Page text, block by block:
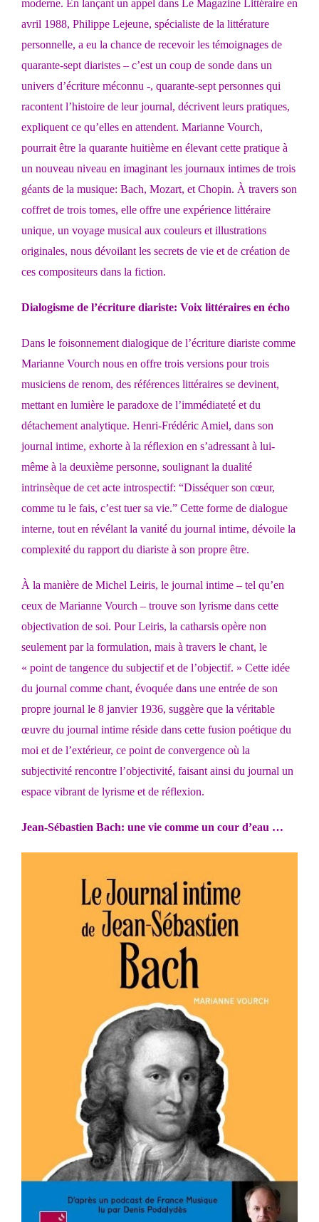
moderne. En lançant un appel dans Le Magazine Littéraire en
avril 1988, Philippe Lejeune, spécialiste de la littérature
personnelle, a eu la chance de recevoir les témoignages de
quarante-sept diaristes – c’est un coup de sonde dans un
univers d’écriture méconnu -, quarante-sept personnes qui
racontent l’histoire de leur journal, décrivent leurs pratiques,
expliquent ce qu’elles en attendent. Marianne Vourch,
pourrait être la quarante huitième en élevant cette pratique à
un nouveau niveau en imaginant les journaux intimes de trois
géants de la musique: Bach, Mozart, et Chopin. À travers son
coffret de trois tomes, elle offre une expérience littéraire
unique, un voyage musical aux couleurs et illustrations
originales, nous dévoilant les secrets de vie et de création de
ces compositeurs dans la fiction.
Dialogisme de l’écriture diariste: Voix littéraires en écho
Dans le foisonnement dialogique de l’écriture diariste comme
Marianne Vourch nous en offre trois versions pour trois
musiciens de renom, des références littéraires se devinent,
mettant en lumière le paradoxe de l’immédiateté et du
détachement analytique. Henri-Frédéric Amiel, dans son
journal intime, exhorte à la réflexion en s’adressant à lui-
même à la deuxième personne, soulignant la dualité
intrinsèque de cet acte introspectif: “Disséquer son cœur,
comme tu le fais, c’est tuer sa vie.” Cette forme de dialogue
interne, tout en révélant la vanité du journal intime, dévoile la
complexité du rapport du diariste à son propre être.
À la manière de Michel Leiris, le journal intime – tel qu’en
ceux de Marianne Vourch – trouve son lyrisme dans cette
objectivation de soi. Pour Leiris, la catharsis opère non
seulement par la formulation, mais à travers le chant, le
« point de tangence du subjectif et de l’objectif. » Cette idée
du journal comme chant, évoquée dans une entrée de son
propre journal le 8 janvier 1936, suggère que la véritable
œuvre du journal intime réside dans cette fusion poétique du
moi et de l’extérieur, ce point de convergence où la
subjectivité rencontre l’objectivité, faisant ainsi du journal un
espace vibrant de lyrisme et de réflexion.
Jean-Sébastien Bach: une vie comme un cour d’eau …